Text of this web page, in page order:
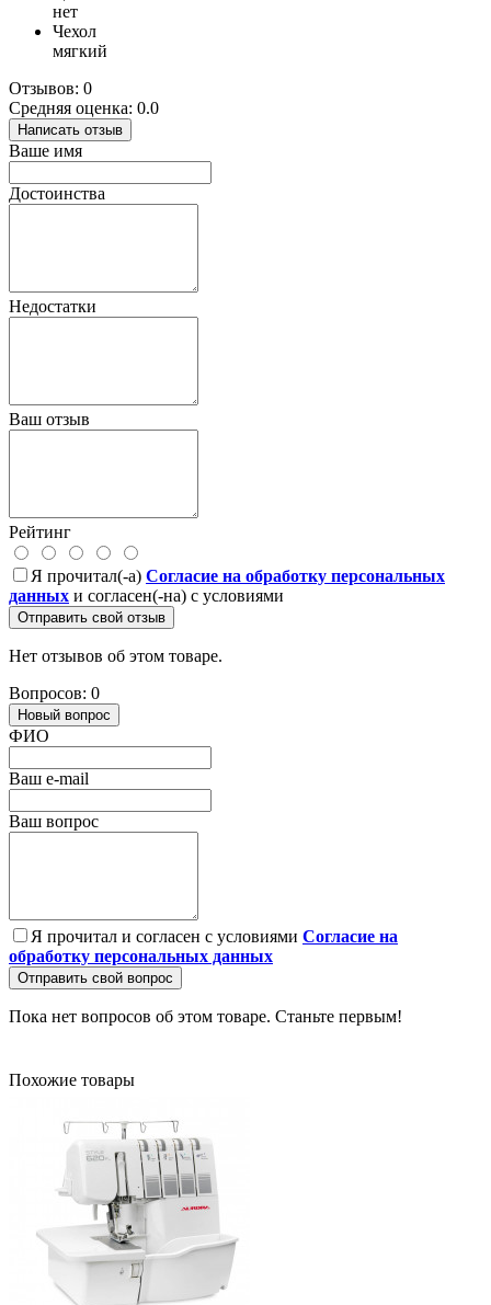
нет
Чехол
мягкий
Отзывов: 0
Средняя оценка: 0.0
Написать отзыв
Ваше имя
Достоинства
Недостатки
Ваш отзыв
Рейтинг
Я прочитал(-а) Согласие на обработку персональных
данных и согласен(-на) с условиями
Отправить свой отзыв
Нет отзывов об этом товаре.
Вопросов: 0
Новый вопрос
ФИО
Ваш e-mail
Ваш вопрос
Я прочитал и согласен с условиями Согласие на
обработку персональных данных
Отправить свой вопрос
Пока нет вопросов об этом товаре. Станьте первым!
Похожие товары